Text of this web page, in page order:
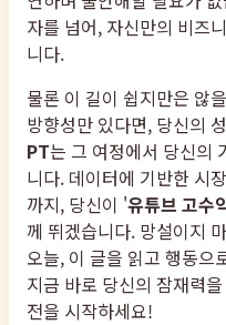
자를 넘어, 자신만의 비즈
니다.
물론 이 길이 쉽지만은 않
방향성만 있다면, 당신의
PT는 그 여정에서 당신의
니다. 데이터에 기반한 시
까지, 당신이 '유튜브 고수
께 뛰겠습니다. 망설이지
오늘, 이 글을 읽고 행동으
지금 바로 당신의 잠재력
전을 시작하세요!